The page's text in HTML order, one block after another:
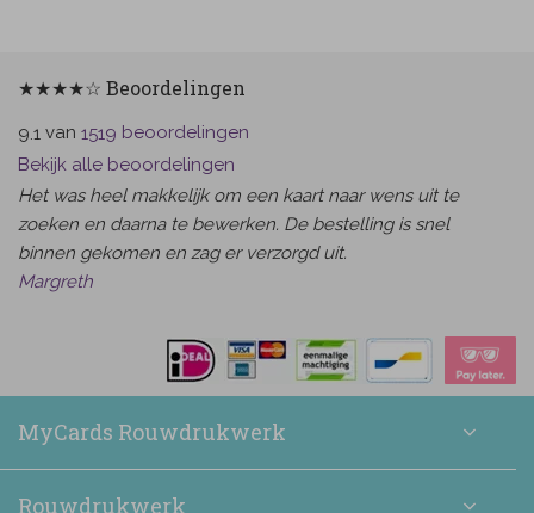
★★★★☆ Beoordelingen
9.1 van 1519 beoordelingen
Bekijk alle beoordelingen
Het was heel makkelijk om een kaart naar wens uit te
zoeken en daarna te bewerken. De bestelling is snel
binnen gekomen en zag er verzorgd uit.
Margreth
MyCards Rouwdrukwerk
Rouwdrukwerk